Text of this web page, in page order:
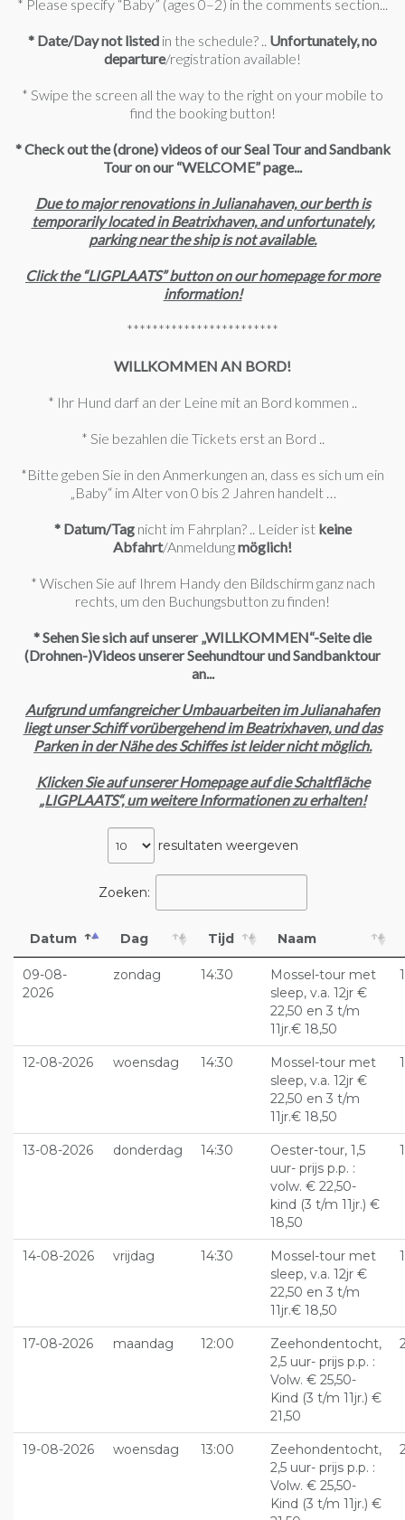
* Please specify “Baby” (ages 0–2) in the comments section...
* Date/Day not listed in the schedule? .. Unfortunately, no
departure/registration available!
* Swipe the screen all the way to the right on your mobile to
find the booking button!
* Check out the (drone) videos of our Seal Tour and Sandbank
Tour on our “WELCOME” page...
Due to major renovations in Julianahaven, our berth is
temporarily located in Beatrixhaven, and unfortunately,
parking near the ship is not available.
Click the “LIGPLAATS” button on our homepage for more
information!
************************
WILLKOMMEN AN BORD!
* Ihr Hund darf an der Leine mit an Bord kommen ..
* Sie bezahlen die Tickets erst an Bord ..
*Bitte geben Sie in den Anmerkungen an, dass es sich um ein
„Baby“ im Alter von 0 bis 2 Jahren handelt …
* Datum/Tagnicht im Fahrplan? .. Leider ist keine
Abfahrt/Anmeldungmöglich!
* Wischen Sie auf Ihrem Handy den Bildschirm ganz nach
rechts, um den Buchungsbutton zu finden!
* Sehen Sie sich auf unserer „WILLKOMMEN“-Seite die
(Drohnen-)Videos unserer Seehundtour und Sandbanktour
an...
Aufgrund umfangreicher Umbauarbeiten im Julianahafen
liegt unser Schiff vorübergehend im Beatrixhaven, und das
Parken in der Nähe des Schiffes ist leider nicht möglich.
Klicken Sie auf unserer Homepage auf die Schaltfläche
„LIGPLAATS“, um weitere Informationen zu erhalten!
resultaten weergeven
Zoeken:
Datum Dag Tijd Naam
09-08-
2026
zondag 14:30
Mossel-tour met
sleep, v.a. 12jr €
22,50 en 3 t/m
11jr.€ 18,50
12-08-2026 woensdag 14:30
Mossel-tour met
sleep, v.a. 12jr €
22,50 en 3 t/m
11jr.€ 18,50
13-08-2026 donderdag 14:30
Oester-tour, 1,5
uur- prijs p.p. :
volw. € 22,50-
kind (3 t/m 11jr.) €
18,50
14-08-2026 vrijdag 14:30
Mossel-tour met
sleep, v.a. 12jr €
22,50 en 3 t/m
11jr.€ 18,50
17-08-2026 maandag 12:00
Zeehondentocht,
2,5 uur- prijs p.p. :
Volw. € 25,50-
Kind (3 t/m 11jr.) €
21,50
19-08-2026 woensdag 13:00
Zeehondentocht,
2,5 uur- prijs p.p. :
Volw. € 25,50-
Kind (3 t/m 11jr.) €